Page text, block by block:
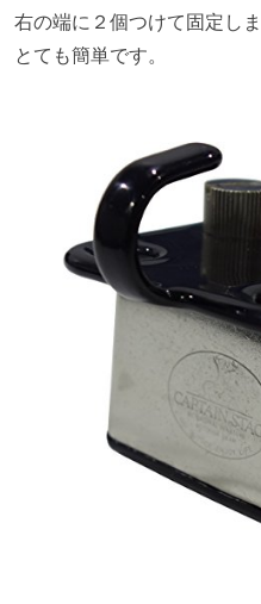
右の端に２個つけて固定し
とても簡単です。